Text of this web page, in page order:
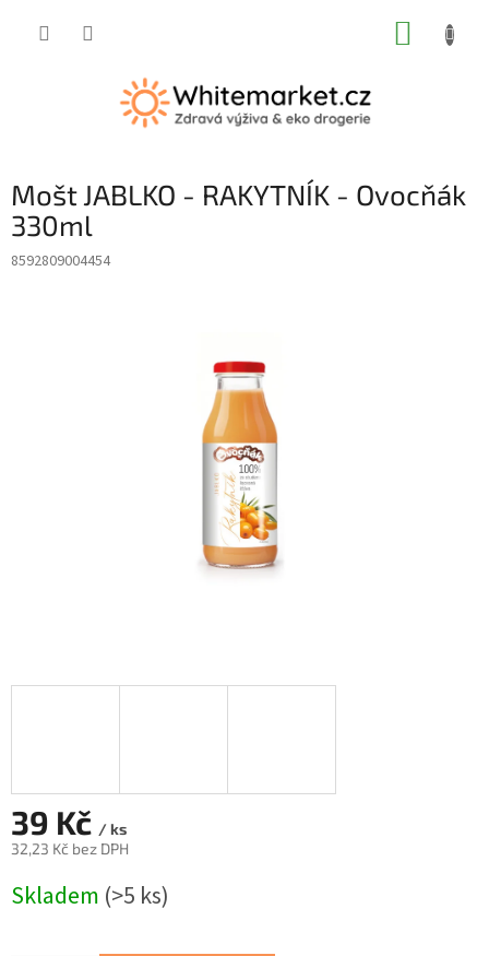
Mošt JABLKO - RAKYTNÍK - Ovocňák
330ml
8592809004454
39 Kč / ks
32,23 Kč bez DPH
cena:
Skladem (>5 ks)